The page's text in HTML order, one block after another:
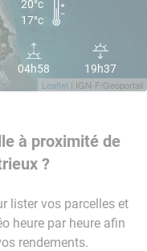
Leaflet | IGN-F/Geoportail
20°c
17°c
04h58 19h37
à proximité de
?
lister vos parcelles et
heure par heure afin
rendements.